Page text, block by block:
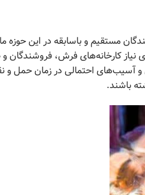
مستقیم و باسابقه در این حوزه
کارخانه‌های فرش، فروشندگان و
و آسیب‌های احتمالی در زمان
باشند.